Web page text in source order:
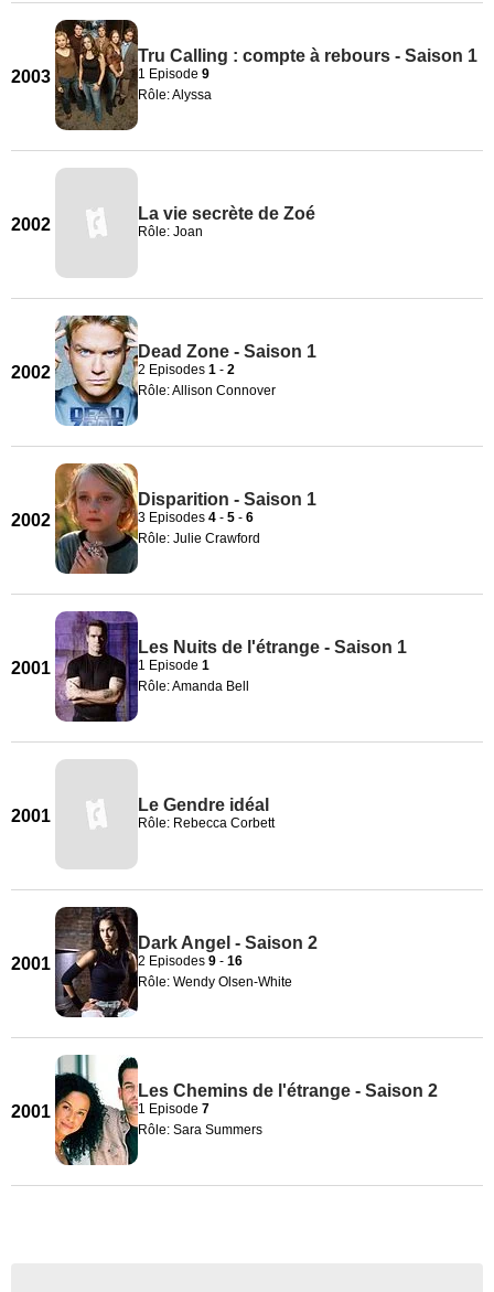
2003
Tru Calling : compte à rebours - Saison 1
1 Episode 9
Rôle: Alyssa
2002
La vie secrète de Zoé
Rôle: Joan
2002
Dead Zone - Saison 1
2 Episodes 1 - 2
Rôle: Allison Connover
2002
Disparition - Saison 1
3 Episodes 4 - 5 - 6
Rôle: Julie Crawford
2001
Les Nuits de l'étrange - Saison 1
1 Episode 1
Rôle: Amanda Bell
2001
Le Gendre idéal
Rôle: Rebecca Corbett
2001
Dark Angel - Saison 2
2 Episodes 9 - 16
Rôle: Wendy Olsen-White
2001
Les Chemins de l'étrange - Saison 2
1 Episode 7
Rôle: Sara Summers